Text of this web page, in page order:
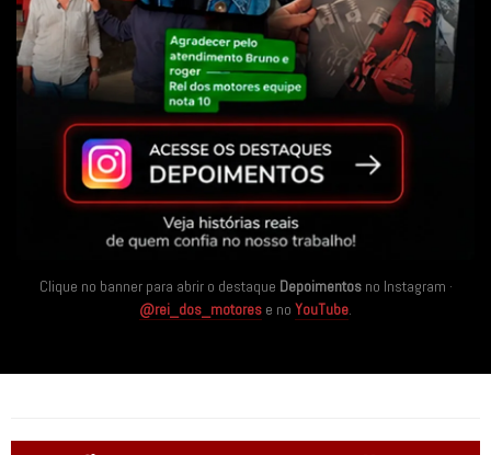
Clique no banner para abrir o destaque Depoimentosno Instagram ·
@rei_dos_motores e no YouTube.